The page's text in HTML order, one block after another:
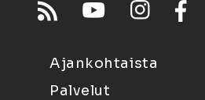
Ajankohtaista
Palvelut